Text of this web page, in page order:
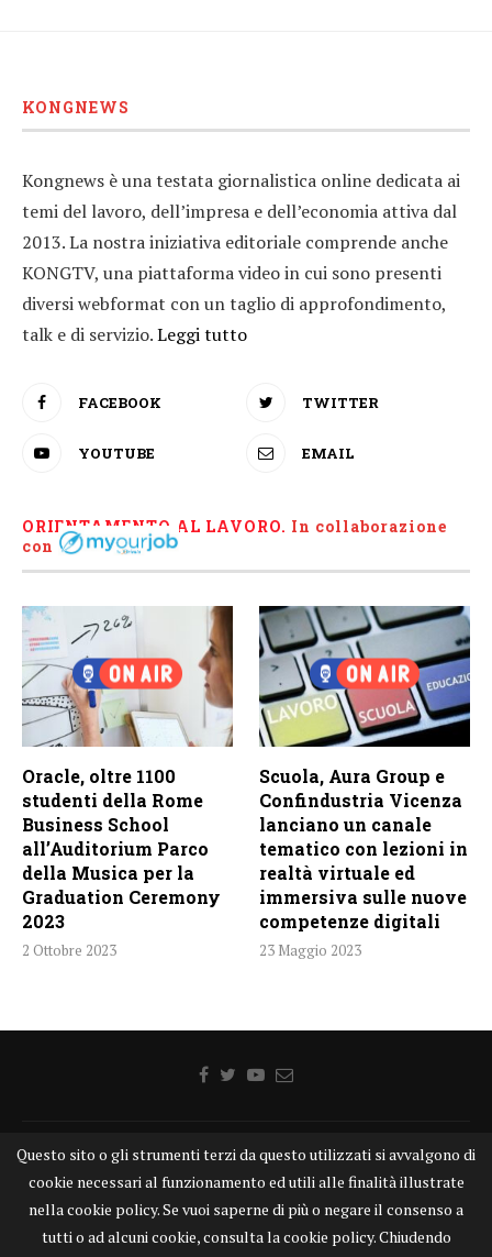
KONGNEWS
Kongnews è una testata giornalistica online dedicata ai
temi del lavoro, dell’impresa e dell’economia attiva dal
2013. La nostra iniziativa editoriale comprende anche
KONGTV, una piattaforma video in cui sono presenti
diversi webformat con un taglio di approfondimento,
talk e di servizio.Leggi tutto
FACEBOOK TWITTER
YOUTUBE EMAIL
ORIENTAMENTO AL LAVORO. In collaborazione
con
Oracle, oltre 1100
studenti della Rome
Business School
all’Auditorium Parco
della Musica per la
Graduation Ceremony
2023
2 Ottobre 2023
Scuola, Aura Group e
Confindustria Vicenza
lanciano un canale
tematico con lezioni in
realtà virtuale ed
immersiva sulle nuove
competenze digitali
23 Maggio 2023
Home Chi siamo Disclaimer Cookie Contatti
Privacy Policy KONGTV
KONGnews ©KONG Comunicazione s.r.l. - P.IVA: 15049871005
Questo sito o gli strumenti terzi da questo utilizzati si avvalgono di
cookie necessari al funzionamento ed utili alle finalità illustrate
nella cookie policy. Se vuoi saperne di più o negare il consenso a
tutti o ad alcuni cookie, consulta la cookie policy. Chiudendo